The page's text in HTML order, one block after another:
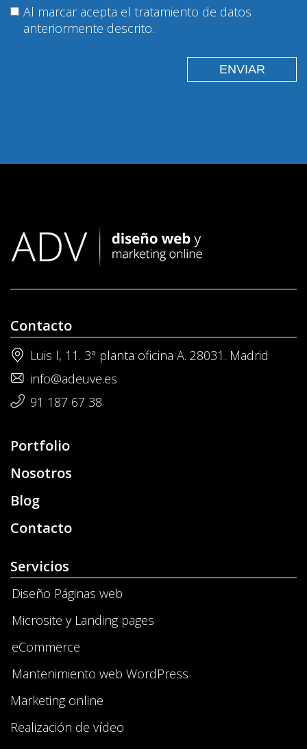
Al marcar acepta el tratamiento de datos
anteriormente descrito.
Contacto
Luis I, 11. 3ª planta oficina A. 28031. Madrid
info@adeuve.es
91 187 67 38
Portfolio
Nosotros
Blog
Contacto
Servicios
Diseño Páginas web
Microsite y Landing pages
eCommerce
Mantenimiento web WordPress
Marketing online
Realización de vídeo